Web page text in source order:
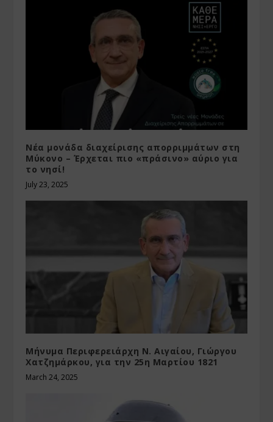
Νέα μονάδα διαχείρισης απορριμμάτων στη
Μύκονο – Έρχεται πιο «πράσινο» αύριο για
το νησί!
July 23, 2025
Μήνυμα Περιφερειάρχη Ν. Αιγαίου, Γιώργου
Χατζημάρκου, για την 25η Μαρτίου 1821
March 24, 2025